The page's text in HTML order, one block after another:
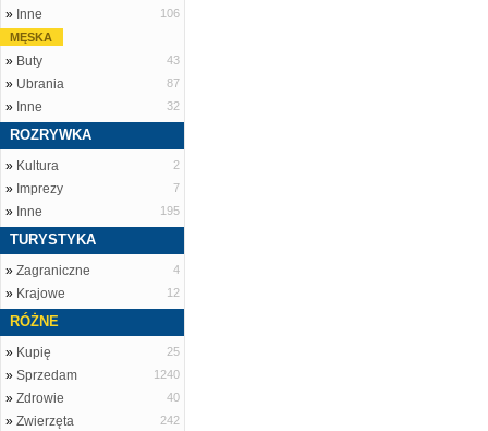
» Inne
106
MĘSKA
» Buty 43
» Ubrania 87
» Inne 32
ROZRYWKA
» Kultura 2
» Imprezy 7
» Inne 195
TURYSTYKA
» Zagraniczne 4
» Krajowe 12
RÓŻNE
» Kupię 25
» Sprzedam 1240
» Zdrowie 40
» Zwierzęta 242